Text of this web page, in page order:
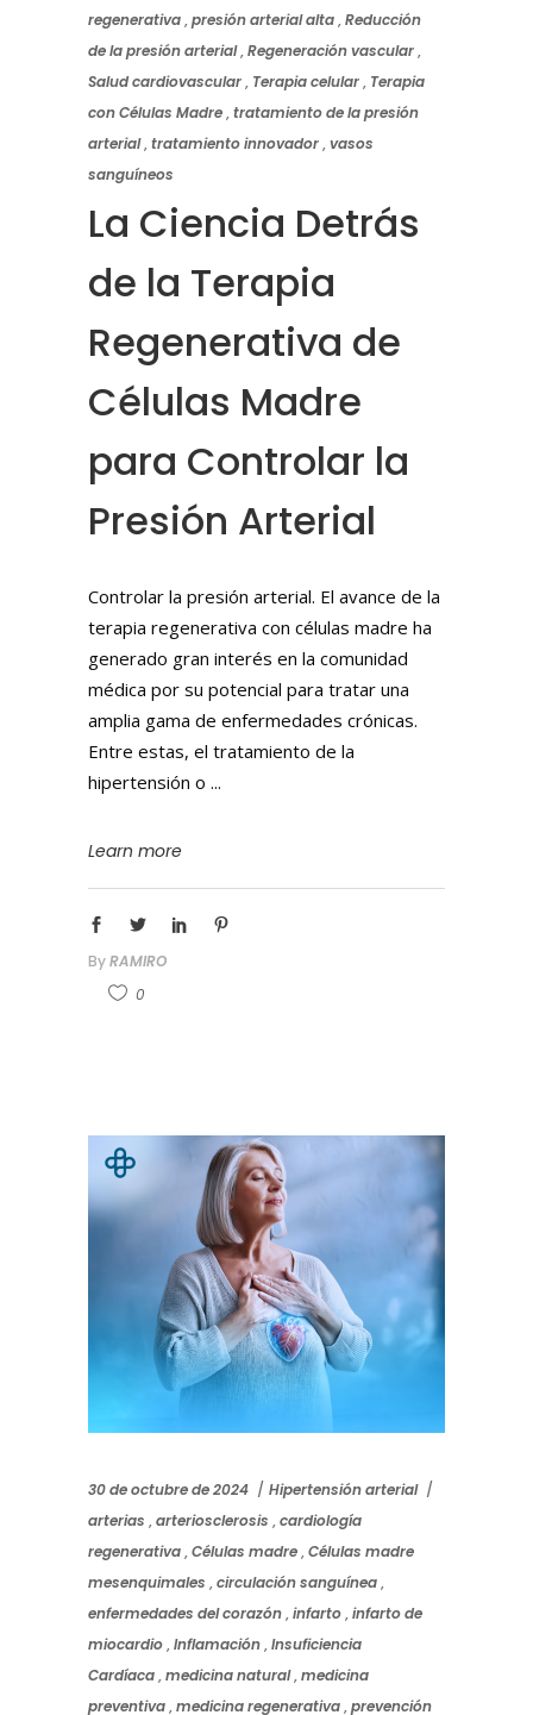
regenerativa,presión arterial alta,Reducción
de la presión arterial,Regeneración vascular,
Salud cardiovascular, Terapia celular, Terapia
con Células Madre,tratamiento de la presión
arterial,tratamiento innovador,vasos
sanguíneos
La Ciencia Detrás
de la Terapia
Regenerativa de
Células Madre
para Controlar la
Presión Arterial
Controlar la presión arterial. El avance de la
terapia regenerativa con células madre ha
generado gran interés en la comunidad
médica por su potencial para tratar una
amplia gama de enfermedades crónicas.
Entre estas, el tratamiento de la
hipertensión o
Learn more
ByRAMIRO
0
30 de octubre de 2024
Hipertensión arterial
arterias ,arteriosclerosis ,cardiología
regenerativa,Células madre,Células madre
mesenquimales ,circulación sanguínea,
enfermedades del corazón,infarto,infarto de
miocardio,Inflamación,Insuficiencia
Cardíaca,medicina natural,medicina
preventiva,medicina regenerativa,prevención